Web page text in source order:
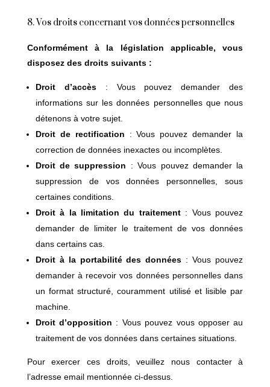
8. Vos droits concernant vos données personnelles
Conformément à la législation applicable, vous
disposez des droits suivants :
Droit d’accès: Vous pouvez demander des
informations sur les données personnelles que nous
détenons à votre sujet.
Droit de rectification : Vous pouvez demander la
correction de données inexactes ou incomplètes.
Droit de suppression : Vous pouvez demander la
suppression de vos données personnelles, sous
certaines conditions.
Droit à la limitation du traitement: Vous pouvez
demander de limiter le traitement de vos données
dans certains cas.
Droit à la portabilité des données : Vous pouvez
demander à recevoir vos données personnelles dans
un format structuré, couramment utilisé et lisible par
machine.
Droit d’opposition : Vous pouvez vous opposer au
traitement de vos données dans certaines situations.
Pour exercer ces droits, veuillez nous contacter à
l’adresse email mentionnée ci-dessus.